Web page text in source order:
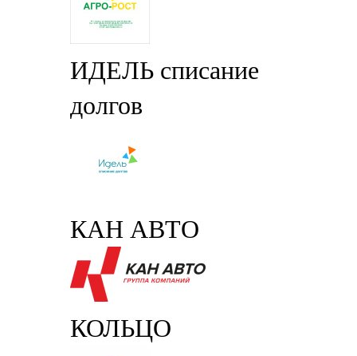
ИДЕЛЬ списание
долгов
КАН АВТО
КОЛЬЦО